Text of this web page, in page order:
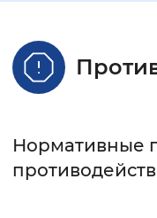
Стандартный
Без
Нормативные